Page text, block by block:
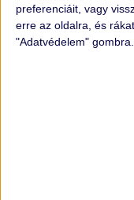
preferenciáit, vagy
erre az oldalra, és
"Adatvédelem" gombra.
A használtautó-
kezelése gyakran